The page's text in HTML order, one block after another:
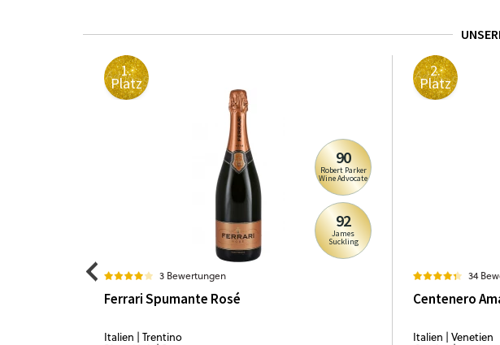
1.
Platz
90
Robert Parker
Wine Advocate
92
James
Suckling
3 Bewertungen
Ferrari Spumante Rosé
Italien | Trentino
2.
Platz
34
Centenero
Italien | Venetien